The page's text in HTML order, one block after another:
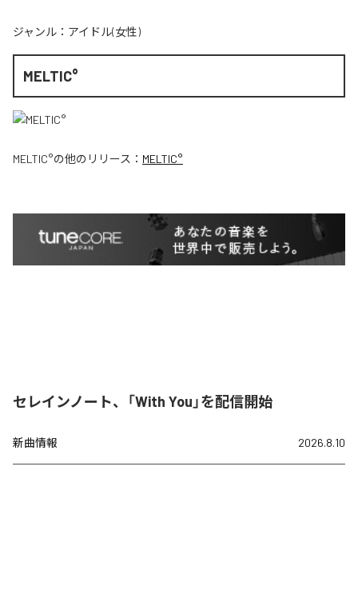
ジャンル： アイドル(女性)
MELTIC°
MELTIC°の他のリリース： MELTIC°
セレインノート、「With You」を配信開始
新曲情報 2026.8.10